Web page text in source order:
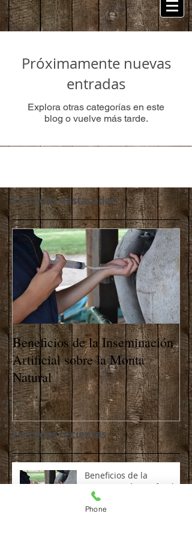
Próximamente nuevas
entradas
Explora otras categorías en este
blog o vuelve más tarde.
Entradas destacadas
Beneficios de la Inseminación
Artificial sobre la Monta
Natural
Entradas recientes
Beneficios de la
Inseminación Artificial
sobre la Monta Natural
Phone